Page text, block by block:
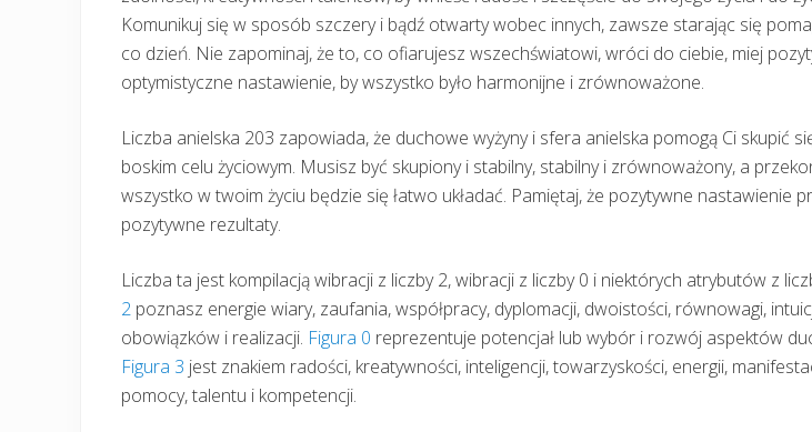
Komunikuj się w sposób szczery i bądź otwarty wobec innych, zawsze starając się
co dzień. Nie zapominaj, że to, co ofiarujesz wszechświatowi, wróci do ciebie, miej
optymistyczne nastawienie, by wszystko było harmonijne i zrównoważone.
Liczba anielska 203 zapowiada, że duchowe wyżyny i sfera anielska pomogą Ci skupić
boskim celu życiowym. Musisz być skupiony i stabilny, stabilny i zrównoważony, a
wszystko w twoim życiu będzie się łatwo układać. Pamiętaj, że pozytywne nastawienie
pozytywne rezultaty.
Liczba ta jest kompilacją wibracji z liczby 2, wibracji z liczby 0 i niektórych atrybutów z
2 poznasz energie wiary, zaufania, współpracy, dyplomacji, dwoistości, równowagi,
obowiązków i realizacji. Figura 0 reprezentuje potencjał lub wybór i rozwój aspektów
Figura 3 jest znakiem radości, kreatywności, inteligencji, towarzyskości, energii,
pomocy, talentu i kompetencji.